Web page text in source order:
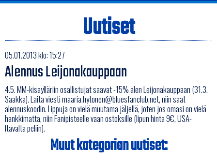
Uutiset
05.01.2013 klo: 15:27
Alennus Leijonakauppaan
4.5. MM-kisaylläriin osallistujat saavat -15% alen Leijonakauppaan (31.3.
Saakka). Laita viesti maaria.hytonen@bluesfanclub.net, niin saat
alennuskoodin. Lippuja on vielä muutama jäljellä, joten jos omasi on vielä
hankkimatta, niin Fanipisteelle vaan ostoksille (lipun hinta 9€, USA-
Itävalta peliin).
Muut kategorian uutiset: